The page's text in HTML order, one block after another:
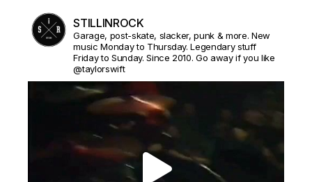
STILLINROCK
Garage, post-skate, slacker, punk & more. New
music Monday to Thursday. Legendary stuff
Friday to Sunday. Since 2010. Go away if you like
@taylorswift